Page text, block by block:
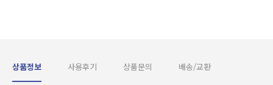
상품정보 사용후기 상품문의 배송/교환